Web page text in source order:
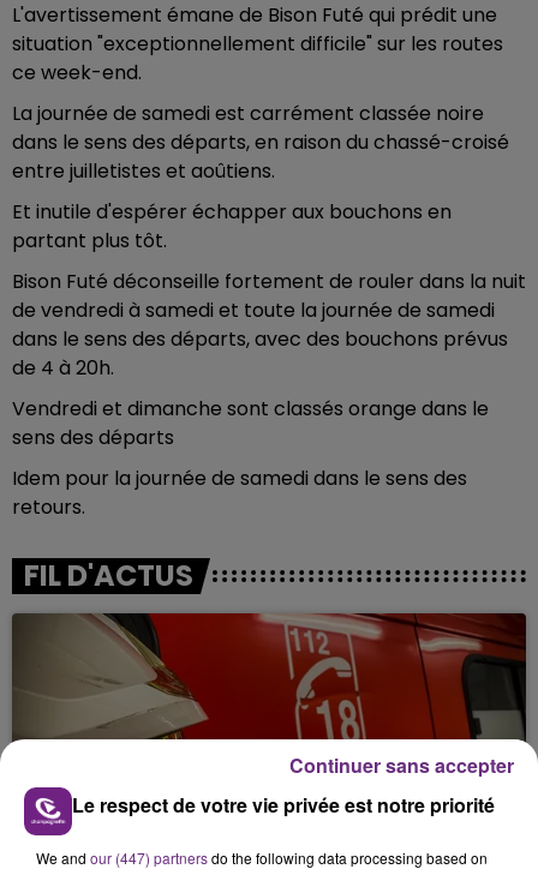
L'avertissement émane de Bison Futé qui prédit une
situation "exceptionnellement difficile" sur les routes
ce week-end.
La journée de samedi est carrément classée noire
dans le sens des départs, en raison du chassé-croisé
entre juilletistes et aoûtiens.
Et inutile d'espérer échapper aux bouchons en
partant plus tôt.
Bison Futé déconseille fortement de rouler dans la nuit
de vendredi à samedi et toute la journée de samedi
dans le sens des départs, avec des bouchons prévus
de 4 à 20h.
Vendredi et dimanche sont classés orange dans le
sens des départs
Idem pour la journée de samedi dans le sens des
retours.
FIL D'ACTUS
UN FEU DE REMORQUE BLOQUE LA
CIRCULATION DANS LES ARDENNES
Le respect de votre vie privée est notre priorité
We and our (447) partnersdo the following data processing based on
Continuer sans accepter